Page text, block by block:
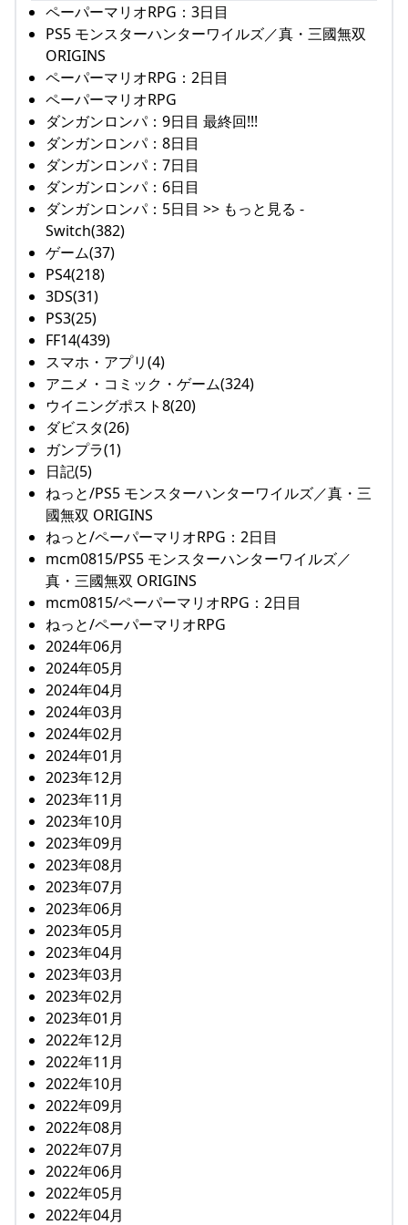
ペーパーマリオRPG：3日目
PS5 モンスターハンターワイルズ／真・三國無双
ORIGINS
ペーパーマリオRPG：2日目
ペーパーマリオRPG
ダンガンロンパ：9日目 最終回!!!
ダンガンロンパ：8日目
ダンガンロンパ：7日目
ダンガンロンパ：6日目
ダンガンロンパ：5日目 >> もっと見る -
Switch(382)
ゲーム(37)
PS4(218)
3DS(31)
PS3(25)
FF14(439)
スマホ・アプリ(4)
アニメ・コミック・ゲーム(324)
ウイニングポスト8(20)
ダビスタ(26)
ガンプラ(1)
日記(5)
ねっと/PS5 モンスターハンターワイルズ／真・三
國無双 ORIGINS
ねっと/ペーパーマリオRPG：2日目
mcm0815/PS5 モンスターハンターワイルズ／
真・三國無双 ORIGINS
mcm0815/ペーパーマリオRPG：2日目
ねっと/ペーパーマリオRPG
2024年06月
2024年05月
2024年04月
2024年03月
2024年02月
2024年01月
2023年12月
2023年11月
2023年10月
2023年09月
2023年08月
2023年07月
2023年06月
2023年05月
2023年04月
2023年03月
2023年02月
2023年01月
2022年12月
2022年11月
2022年10月
2022年09月
2022年08月
2022年07月
2022年06月
2022年05月
2022年04月